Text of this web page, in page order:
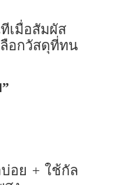
เมื่อสัมผัส
ลือกวัสดุที่ทน
บ่อย + ใช้กัล